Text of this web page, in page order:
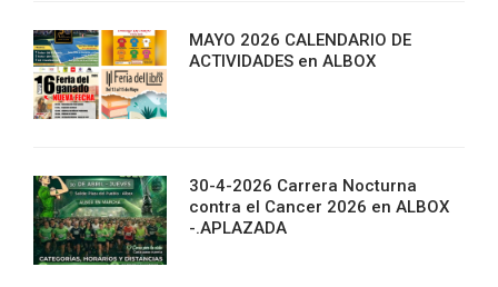
MAYO 2026 CALENDARIO DE
ACTIVIDADES en ALBOX
30-4-2026 Carrera Nocturna
contra el Cancer 2026 en ALBOX
-.APLAZADA